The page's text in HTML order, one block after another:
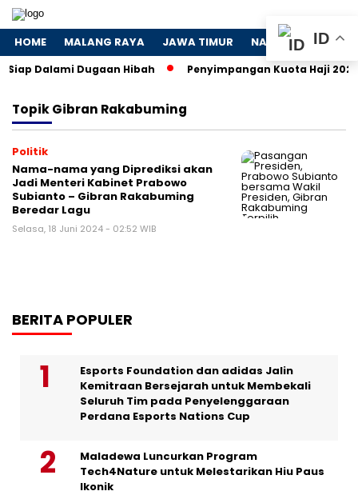
HOME MALANG RAYA JAWA TIMUR NASIONAL
Dalami Dugaan Hibah Penyimpangan Kuota Haji
TopikGibran Rakabuming
Politik
Nama-nama yang Diprediksi akan
Jadi Menteri Kabinet Prabowo
Subianto – Gibran Rakabuming
Beredar Lagu
Selasa, 18 Juni 2024 - 02:52 WIB
BERITA POPULER
Esports Foundation dan adidas Jalin
Kemitraan Bersejarah untuk Membekali
Seluruh Tim pada Penyelenggaraan
Perdana Esports Nations Cup
Maladewa Luncurkan Program
Tech4Nature untuk Melestarikan Hiu Paus
Ikonik
ID